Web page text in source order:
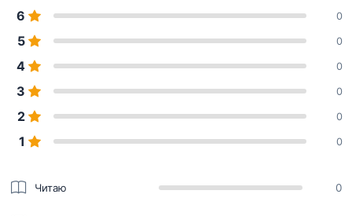
6 0
5 0
4 0
3 0
2 0
1 0
Читаю 0